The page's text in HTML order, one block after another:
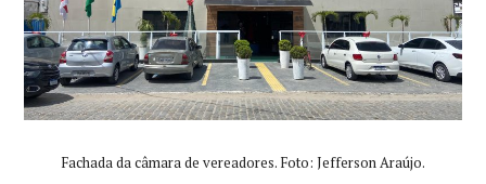
Fachada da câmara de vereadores. Foto: Jefferson Araújo.